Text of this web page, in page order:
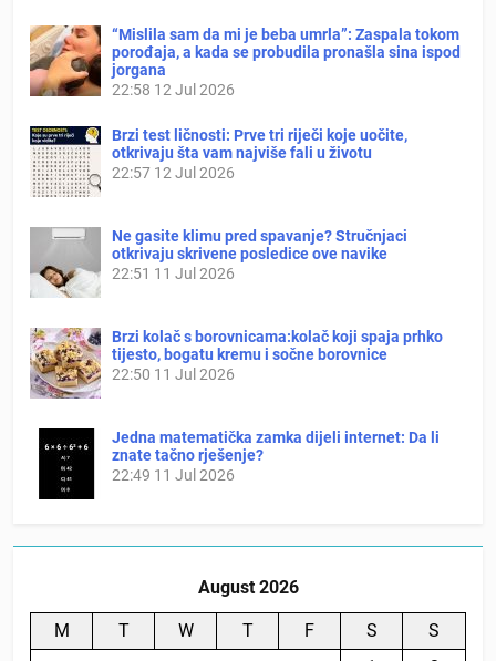
“Mislila sam da mi je beba umrla”: Zaspala tokom
porođaja, a kada se probudila pronašla sina ispod
jorgana
22:58 12 Jul 2026
Brzi test ličnosti: Prve tri riječi koje uočite,
otkrivaju šta vam najviše fali u životu
22:57 12 Jul 2026
Ne gasite klimu pred spavanje? Stručnjaci
otkrivaju skrivene posledice ove navike
22:51 11 Jul 2026
Brzi kolač s borovnicama:kolač koji spaja prhko
tijesto, bogatu kremu i sočne borovnice
22:50 11 Jul 2026
Jedna matematička zamka dijeli internet: Da li
znate tačno rješenje?
22:49 11 Jul 2026
August 2026
M T W T F S
S